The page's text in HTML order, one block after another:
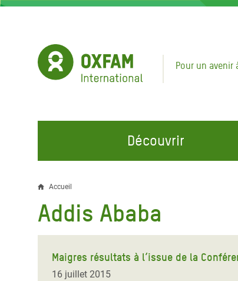
Aller
Pour un avenir
Découvrir
NOS DOMAINES D'ACTION
Eau et Assainissement
Alimentation, Climat et
Conflits et Catastrophes
REJOINDRE NOS CAMPAGNES
Climate Justice
Hands Off Our Spaces
Rejoignez la Communauté
#MonClimatMonAvenir
d'Ariane
Accueil
Addis Ababa
Maigres résultats à l’issue de la
16 juillet 2015